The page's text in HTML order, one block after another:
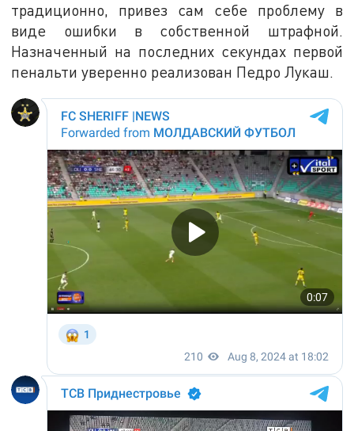
традиционно, привез сам себе проблему в
виде ошибки в собственной штрафной.
Назначенный на последних секундах первой
пенальти уверенно реализован Педро Лукаш.